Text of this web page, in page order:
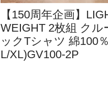
【150周年企画】
WEIGHT 2枚組 クル
ックTシャツ 綿100
L/XL)GV100-2P